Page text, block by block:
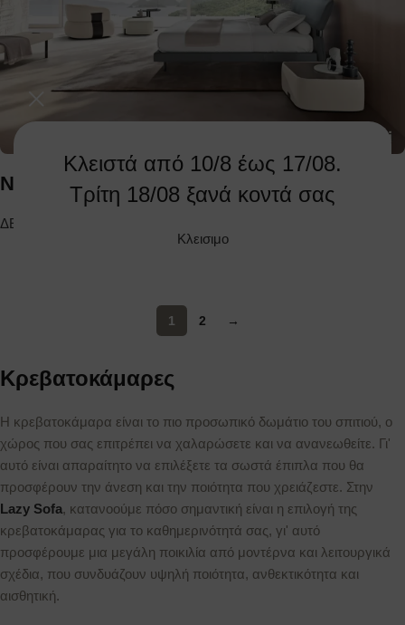
Κλειστά από 10/8 έως 17/08.
Τρίτη 18/08 ξανά κοντά σας
Κλεισιμο
NELL
ΔΕΙΤΕ ΤΟ ΠΡΟΪΟΝ
1 2 →
Κρεβατοκάμαρες
Η κρεβατοκάμαρα είναι το πιο προσωπικό δωμάτιο του σπιτιού, ο
χώρος που σας επιτρέπει να χαλαρώσετε και να ανανεωθείτε. Γι'
αυτό είναι απαραίτητο να επιλέξετε τα σωστά έπιπλα που θα
προσφέρουν την άνεση και την ποιότητα που χρειάζεστε. Στην
Lazy Sofa, κατανοούμε πόσο σημαντική είναι η επιλογή της
κρεβατοκάμαρας για το καθημερινότητά σας, γι' αυτό
προσφέρουμε μια μεγάλη ποικιλία από μοντέρνα και λειτουργικά
σχέδια, που συνδυάζουν υψηλή ποιότητα, ανθεκτικότητα και
αισθητική.